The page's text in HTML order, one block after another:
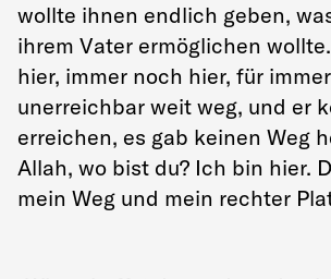
wollte ihnen endlich geben,
ihrem Vater ermöglichen
hier, immer noch hier, für
unerreichbar weit weg, und er
erreichen, es gab keinen Weg
Allah, wo bist du? Ich bin hier.
mein Weg und mein rechter